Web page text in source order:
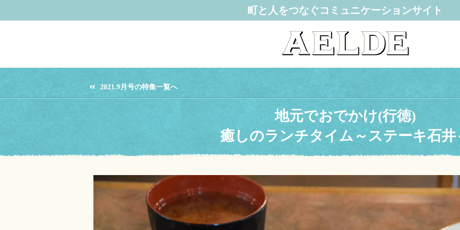
町と人をつなぐコミュニケーションサイト
2021.9月号の特集一覧へ
地元でおでかけ(行徳)
癒しのランチタイム～ステーキ石井